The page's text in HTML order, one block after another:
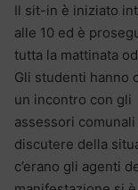
Il sit-in è iniziato
alle 10 ed è
tutta la mattinata
Gli studenti hanno
un incontro con gli
assessori
discutere della
c’erano gli agenti